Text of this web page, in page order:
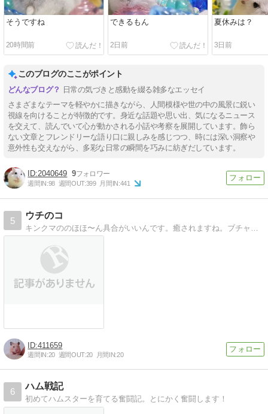
そうですね
20時間前
できるもん
2日前
夏休みは？
3日前
このブログのここがポイント
日常の気づきと感動を綴る雑多なエッセイ
さまざまなテーマを軽やかに描きながら、人間模様や世の中の風景に鋭い
視線を向けることが特徴的です。身近な話題や思い出、気になるニュース
を交えて、読んでいて心が動かされる小話や考察を展開しています。飾ら
ない文章とフレンドリーな語り口に親しみを感じつつ、時には深い洞察や
意外性も交えながら、多彩な日常の瞬間を巧みに紡ぎだしています。
2040649 9
週間IN:98 週間OUT:399 月間IN:441
5
ウチのコ
411659
週間IN:20 週間OUT:20 月間IN:20
6
ハム戦記
初めてハムスターを育てる奮闘記。とにかく奮闘します！